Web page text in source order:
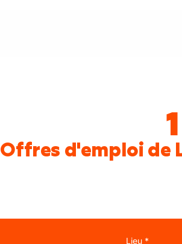
Offres d'emploi de
Lieu *